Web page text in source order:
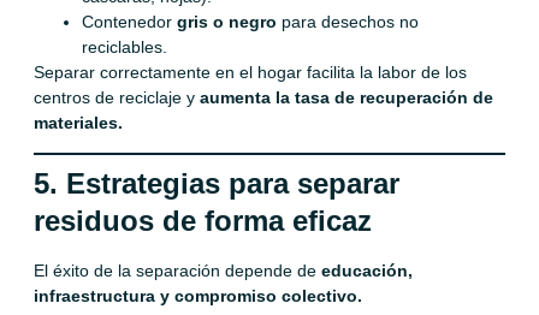
Contenedor gris o negro para desechos no
reciclables.
Separar correctamente en el hogar facilita la labor de los
centros de reciclaje y aumenta la tasa de recuperación de
materiales.
5. Estrategias para separar
residuos de forma eficaz
El éxito de la separación depende de educación,
infraestructura y compromiso colectivo.